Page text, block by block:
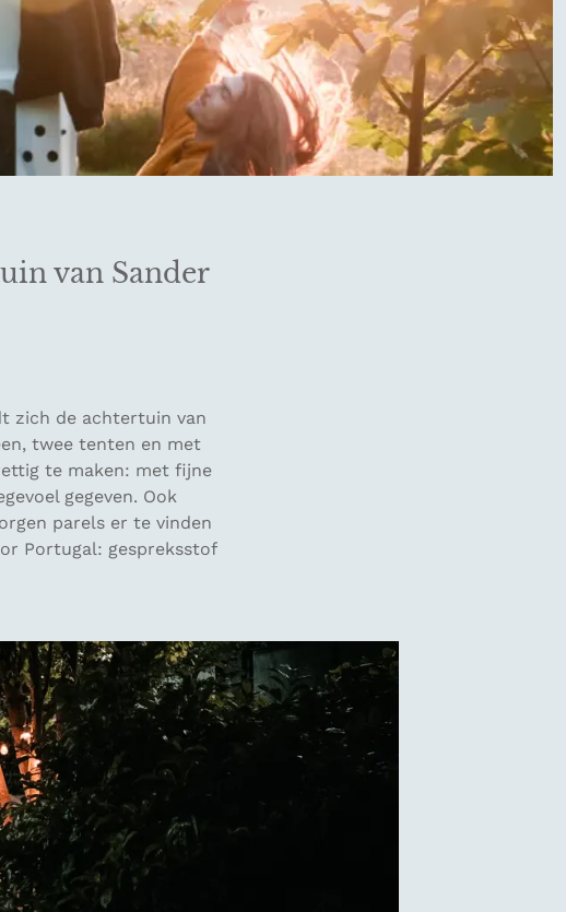
van Sander
zich de achtertuin van
twee tenten en met
te maken: met fijne
gegeven. Ook
parels er te vinden
Portugal: gespreksstof